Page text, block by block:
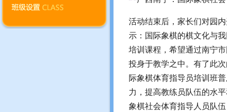
活动结束后，家长们对园
示：国际象棋的棋文化与
培训课程，希望通过南宁
投身于教学之中。有了此
际象棋体育指导员培训班
力，提高教练员队伍的水
象棋社会体育指导人员队